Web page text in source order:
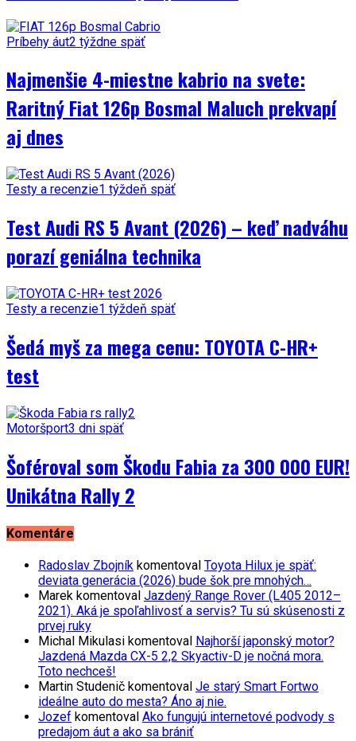
Príbehy áut2 týždne späť
Najmenšie 4-miestne kabrio na svete:
Raritný Fiat 126p Bosmal Maluch prekvapí
aj dnes
Testy a recenzie1 týždeň späť
Test Audi RS 5 Avant (2026) – keď nadváhu
porazí geniálna technika
Testy a recenzie1 týždeň späť
Šedá myš za mega cenu: TOYOTA C-HR+
test
Motoršport3 dni späť
Šoféroval som Škodu Fabia za 300 000 EUR!
Unikátna Rally 2
Komentáre
Radoslav Zbojník komentoval Toyota Hilux je späť:
deviata generácia (2026) bude šok pre mnohých…
Marek komentoval Jazdený Range Rover (L405 2012–
2021). Aká je spoľahlivosť a servis? Tu sú skúsenosti z
prvej ruky
Michal Mikulasi komentoval Najhorší japonský motor?
Jazdená Mazda CX-5 2,2 Skyactiv-D je nočná mora.
Toto nechceš!
Martin Studenič komentoval Je starý Smart Fortwo
ideálne auto do mesta? Áno aj nie.
Jozef komentoval Ako fungujú internetové podvody s
predajom áut a ako sa brániť